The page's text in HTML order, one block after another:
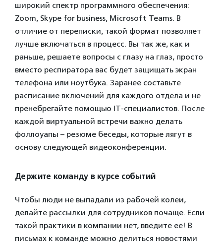
широкий спектр программного обеспечения:
Zoom, Skype for business, Microsoft Teams. В
отличие от переписки, такой формат позволяет
лучше включаться в процесс. Вы так же, как и
раньше, решаете вопросы с глазу на глаз, просто
вместо респиратора вас будет защищать экран
телефона или ноутбука. Заранее составьте
расписание включений для каждого отдела и не
пренебрегайте помощью IT-специалистов. После
каждой виртуальной встречи важно делать
фоллоуапы – резюме беседы, которые лягут в
основу следующей видеоконференции.
Держите команду в курсе событий
Чтобы люди не выпадали из рабочей колеи,
делайте рассылки для сотрудников почаще. Если
такой практики в компании нет, введите ее! В
письмах к команде можно делиться новостями